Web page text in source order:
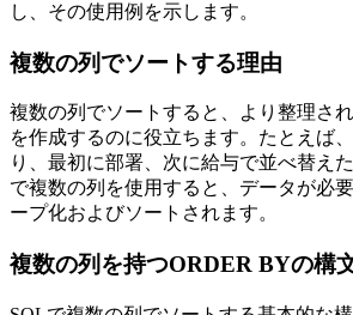
し、その使用例を示します。
複数の列でソートする理由
複数の列でソートすると、より整理さ
を作成するのに役立ちます。たとえば
り、最初に部署、次に給与で並べ替えた
で複数の列を使用すると、データが必
ープ化およびソートされます。
複数の列を持つORDER BYの構